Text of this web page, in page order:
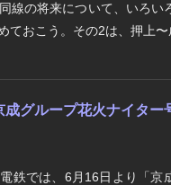
線の将来について、いろい
ておこう。その2は、押上〜
グループ花火ナイター
鉄では、6月16日より「京